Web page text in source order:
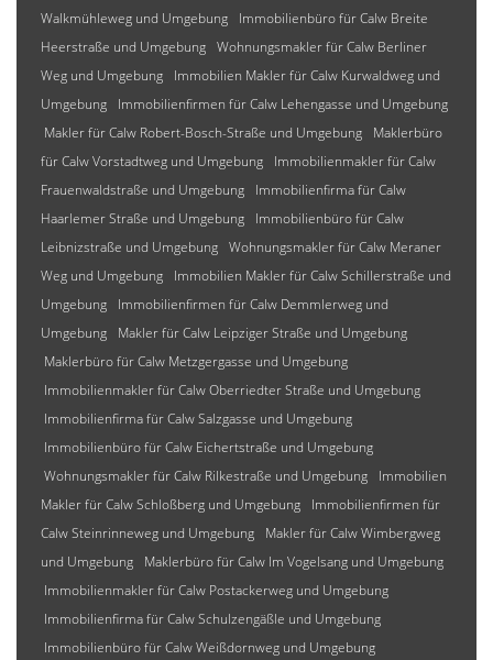
Walkmühleweg und Umgebung
Immobilienbüro für Calw Breite
Heerstraße und Umgebung Wohnungsmakler für Calw Berliner
Weg und Umgebung
Immobilien Makler für Calw Kurwaldweg und
Umgebung
Immobilienfirmen für Calw Lehengasse und Umgebung
Makler für Calw Robert-Bosch-Straße und Umgebung
Maklerbüro
für Calw Vorstadtweg und Umgebung
Immobilienmakler für Calw
Frauenwaldstraße und Umgebung
Immobilienfirma für Calw
Haarlemer Straße und Umgebung
Immobilienbüro für Calw
Leibnizstraße und Umgebung Wohnungsmakler für Calw Meraner
Weg und Umgebung
Immobilien Makler für Calw Schillerstraße und
Umgebung
Immobilienfirmen für Calw Demmlerweg und
Umgebung
Makler für Calw Leipziger Straße und Umgebung
Maklerbüro für Calw Metzgergasse und Umgebung
Immobilienmakler für Calw Oberriedter Straße und Umgebung
Immobilienfirma für Calw Salzgasse und Umgebung
Immobilienbüro für Calw Eichertstraße und Umgebung
Wohnungsmakler für Calw Rilkestraße und Umgebung
Immobilien
Makler für Calw Schloßberg und Umgebung
Immobilienfirmen für
Calw Steinrinneweg und Umgebung
Makler für Calw Wimbergweg
und Umgebung
Maklerbüro für Calw Im Vogelsang und Umgebung
Immobilienmakler für Calw Postackerweg und Umgebung
Immobilienfirma für Calw Schulzengäßle und Umgebung
Immobilienbüro für Calw Weißdornweg und Umgebung